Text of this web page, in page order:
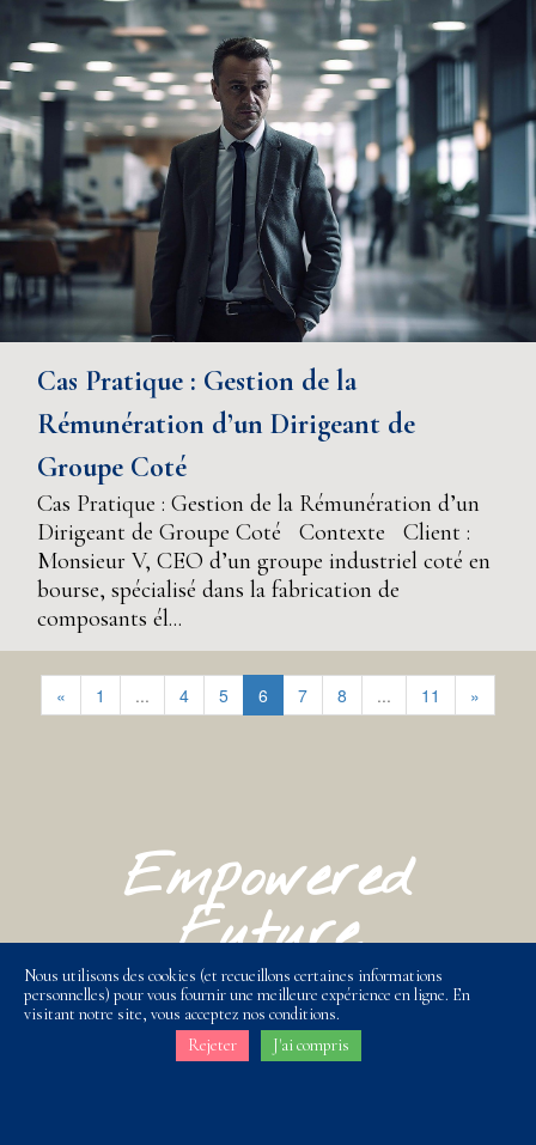
Cas Pratique : Gestion de la
Rémunération d’un Dirigeant de
Groupe Coté
Cas Pratique : Gestion de la Rémunération d’un
Dirigeant de Groupe Coté Contexte Client :
Monsieur V, CEO d’un groupe industriel coté en
bourse, spécialisé dans la fabrication de
composants él...
« 1 ... 4 5 6 7 8 ... 11 »
Empowered
Future
info@adventrust-wm.com
+33 (0)6 47 93 36 86
Nous utilisons des cookies (et recueillons certaines informations
personnelles) pour vous fournir une meilleure expérience en ligne. En
visitant notre site, vous acceptez nos conditions.
Rejeter
J'ai compris